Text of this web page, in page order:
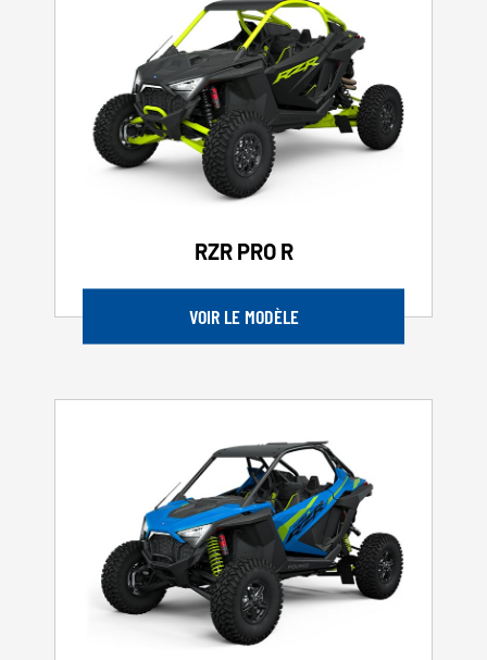
RZR PRO R
VOIR LE MODÈLE